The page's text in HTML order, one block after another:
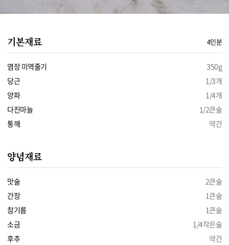
기본재료 4인분
염장 미역줄기
350g
당근
1/3개
양파
1/4개
다진마늘
1/2큰술
통깨
약간
양념재료
맛술
2큰술
간장
1큰술
참기름
1큰술
소금
1/4작은술
후추
약간